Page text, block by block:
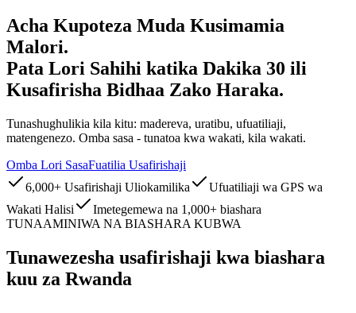
Acha Kupoteza Muda Kusimamia
Malori.
Pata Lori Sahihi katika Dakika 30 ili
Kusafirisha Bidhaa Zako Haraka.
Tunashughulikia kila kitu: madereva, uratibu, ufuatiliaji,
matengenezo. Omba sasa - tunatoa kwa wakati, kila wakati.
Omba Lori SasaFuatilia Usafirishaji
6,000+ Usafirishaji Uliokamilika
Ufuatiliaji wa GPS wa
Wakati Halisi
Imetegemewa na 1,000+ biashara
TUNAAMINIWA NA BIASHARA KUBWA
Tunawezesha usafirishaji kwa biashara
kuu za Rwanda